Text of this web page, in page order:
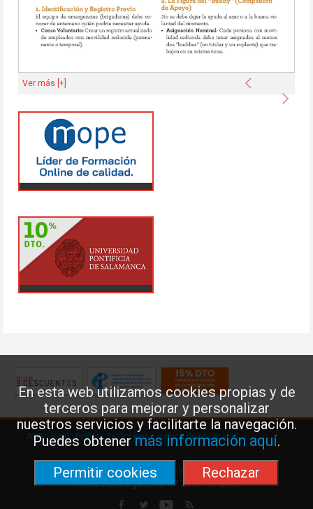
En esta web utilizamos cookies propias y de
terceros para mejorar y personalizar
nuestros servicios y facilitarte la navegación.
Puedes obtenermás información aquí.
Permitir cookies
Rechazar
Anterior
Ver más [+]
Aviso legal·Política de Cookies·Política de privacidad
Federación de Enseñanza de USO · Teléfono: 91 577 41 13 ·
Príncipe de Vergara, 13 · 7º 28001 MADRID